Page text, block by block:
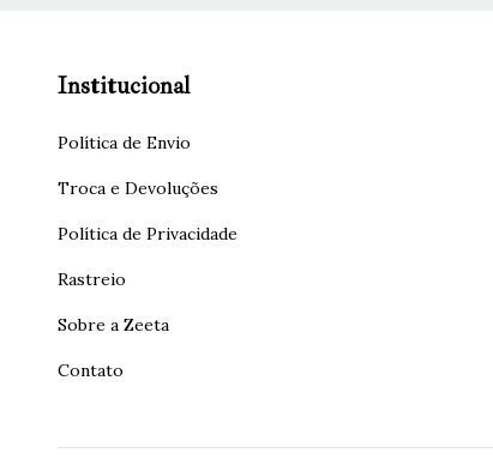
Institucional
Política de Envio
Troca e Devoluções
Política de Privacidade
Rastreio
Sobre a Zeeta
Contato